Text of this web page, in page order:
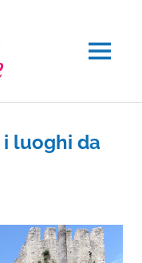
MENU
i luoghi da